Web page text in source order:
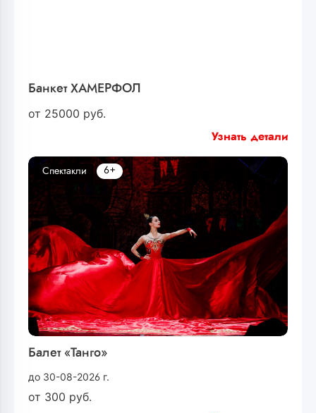
Банкет ХАМЕРФОЛ
от 25000 руб.
Узнать детали
Балет «Танго»
до 30-08-2026 г.
от 300 руб.
Спектакли 6+